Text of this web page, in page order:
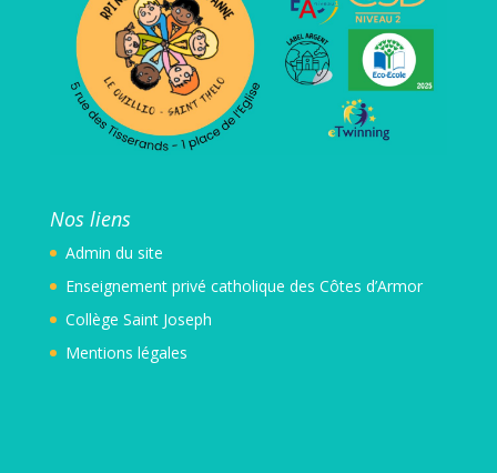
Nos liens
Admin du site
Enseignement privé catholique des Côtes d’Armor
Collège Saint Joseph
Mentions légales